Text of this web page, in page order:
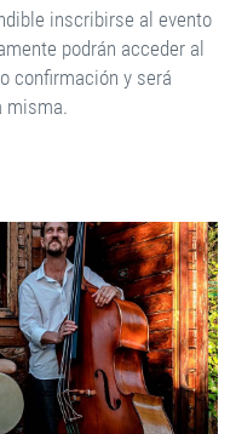
inscribirse al evento
podrán acceder al
confirmación y será
misma.